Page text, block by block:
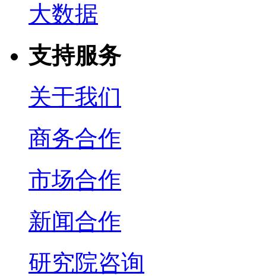
大数据
支持服务
关于我们
商务合作
市场合作
新闻合作
研究院咨询